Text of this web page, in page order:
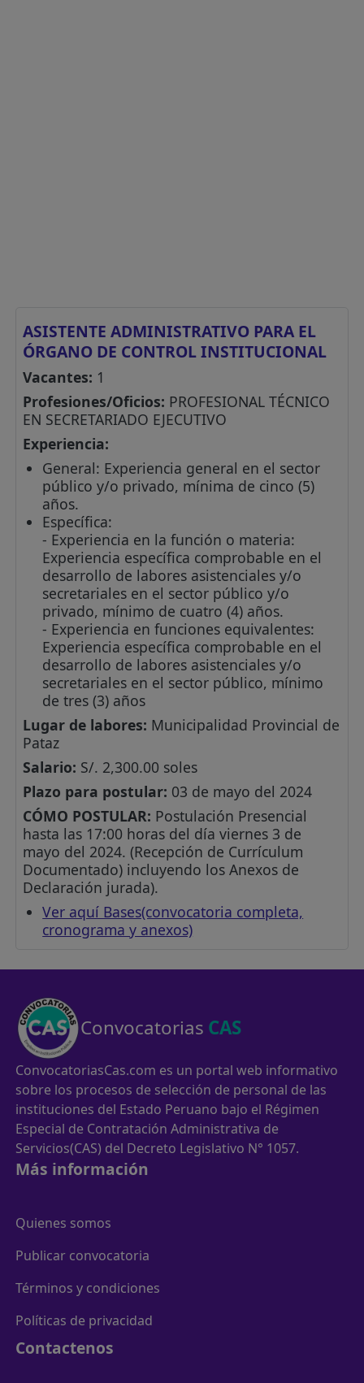
ASISTENTE ADMINISTRATIVO PARA EL
ÓRGANO DE CONTROL INSTITUCIONAL
Vacantes: 1
Profesiones/Oficios: PROFESIONAL TÉCNICO
EN SECRETARIADO EJECUTIVO
Experiencia:
General: Experiencia general en el sector
público y/o privado, mínima de cinco (5)
años.
Específica:
- Experiencia en la función o materia:
Experiencia específica comprobable en el
desarrollo de labores asistenciales y/o
secretariales en el sector público y/o
privado, mínimo de cuatro (4) años.
- Experiencia en funciones equivalentes:
Experiencia específica comprobable en el
desarrollo de labores asistenciales y/o
secretariales en el sector público, mínimo
de tres (3) años
Lugar de labores: Municipalidad Provincial de
Pataz
Salario: S/. 2,300.00 soles
Plazo para postular: 03 de mayo del 2024
CÓMO POSTULAR: Postulación Presencial
hasta las 17:00 horas del día viernes 3 de
mayo del 2024. (Recepción de Currículum
Documentado) incluyendo los Anexos de
Declaración jurada).
Ver aquí Bases(convocatoria completa,
cronograma y anexos)
Convocatorias CAS
ConvocatoriasCas.com es un portal web informativo
sobre los procesos de selección de personal de las
instituciones del Estado Peruano bajo el Régimen
Especial de Contratación Administrativa de
Servicios(CAS) del Decreto Legislativo N° 1057.
Más información
Quienes somos
Publicar convocatoria
Términos y condiciones
Políticas de privacidad
Contactenos